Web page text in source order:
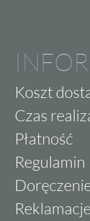
Koszt
Czas
Płatność
Regulamin
Reklamacje